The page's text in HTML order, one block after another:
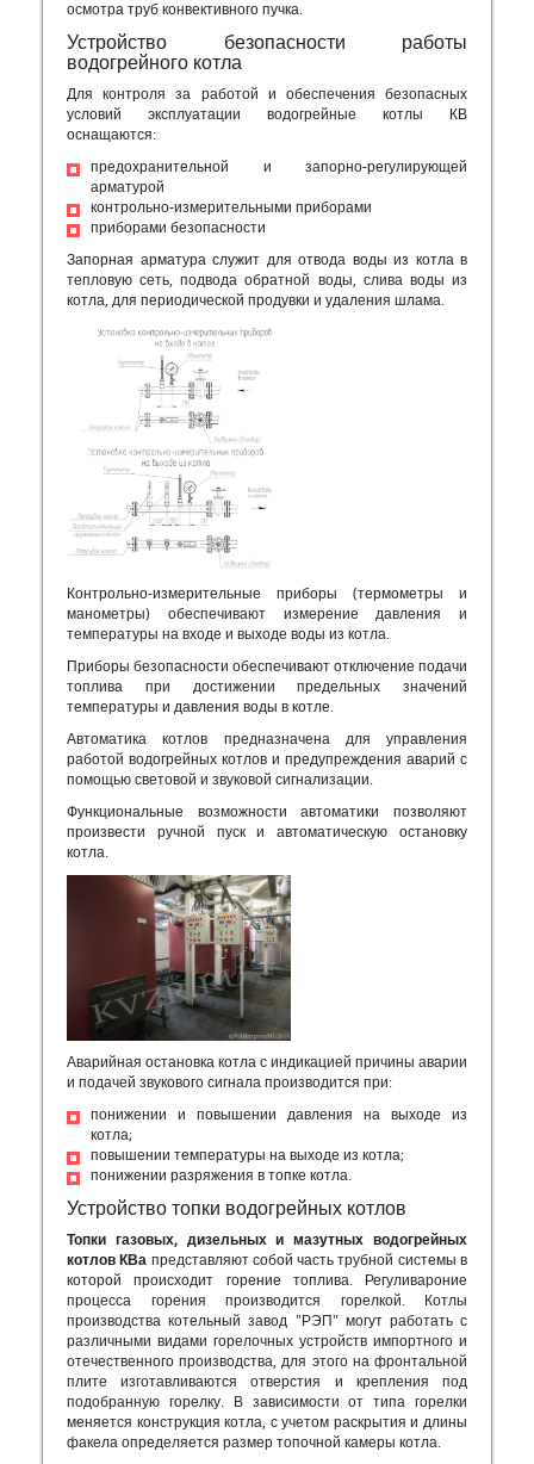
осмотра труб конвективного пучка.
Устройство безопасности работы
водогрейного котла
Для контроля за работой и обеспечения безопасных
условий эксплуатации водогрейные котлы КВ
оснащаются:
предохранительной и запорно-регулирующей
арматурой
контрольно-измерительными приборами
приборами безопасности
Запорная арматура служит для отвода воды из котла в
тепловую сеть, подвода обратной воды, слива воды из
котла, для периодической продувки и удаления шлама.
Контрольно-измерительные приборы (термометры и
манометры) обеспечивают измерение давления и
температуры на входе и выходе воды из котла.
Приборы безопасности обеспечивают отключение подачи
топлива при достижении предельных значений
температуры и давления воды в котле.
Автоматика котлов предназначена для управления
работой водогрейных котлов и предупреждения аварий с
помощью световой и звуковой сигнализации.
Функциональные возможности автоматики позволяют
произвести ручной пуск и автоматическую остановку
котла.
Аварийная остановка котла с индикацией причины аварии
и подачей звукового сигнала производится при:
понижении и повышении давления на выходе из
котла;
повышении температуры на выходе из котла;
понижении разряжения в топке котла.
Устройство топки водогрейных котлов
Топки газовых, дизельных и мазутных водогрейных
котлов КВа представляют собой часть трубной системы в
которой происходит горение топлива. Регуливароние
процесса горения производится горелкой. Котлы
производства котельный завод "РЭП" могут работать с
различными видами горелочных устройств импортного и
отечественного производства, для этого на фронтальной
плите изготавливаются отверстия и крепления под
подобранную горелку. В зависимости от типа горелки
меняется конструкция котла, с учетом раскрытия и длины
факела определяется размер топочной камеры котла.